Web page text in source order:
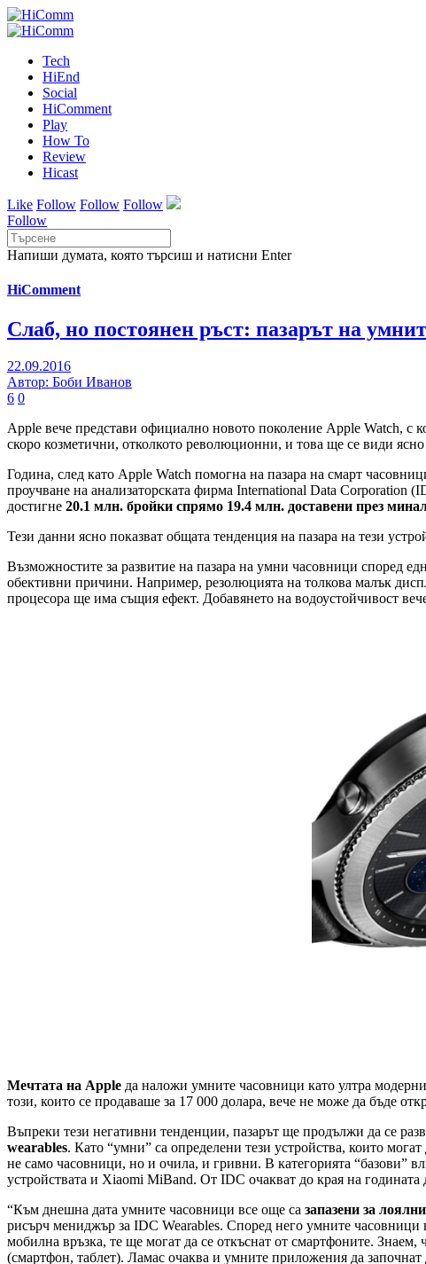
Tech
HiEnd
Social
HiComment
Play
How To
Review
Hicast
Like Follow Follow Follow
Follow
Напиши думата, която търсиш и натисни Enter
HiComment
Слаб, но постоянен ръст: пазарът на
22.09.2016
Автор: Боби Иванов
6 0
Apple вече представи официално новото поколение Apple Watch, с
скоро козметични, отколкото революционни, и това ще се види ясно
Година, след като Apple Watch помогна на пазара на смарт
проучване на анализаторската фирма International Data
достигне 20.1 млн. бройки спрямо 19.4 млн. доставени през
Тези данни ясно показват общата тенденция на пазара на тези
Възможностите за развитие на пазара на умни часовници според
обективни причини. Например, резолюцията на толкова малък
процесора ще има същия ефект. Добавянето на водоустойчивост
Мечтата на Apple да наложи умните часовници като ултра
този, които се продаваше за 17 000 долара, вече не може да бъде
Въпреки тези негативни тенденции, пазарът ще продължи да се
wearables. Като “умни” са определени тези устройства, които
не само часовници, но и очила, и гривни. В категорията “базови”
устройствата и Xiaomi MiBand. От IDC очакват до края на
“Към днешна дата умните часовници все още са запазени за
рисърч мениджър за IDC Wearables. Според него умните часовници
мобилна връзка, те ще могат да се откъснат от смартфоните.
(смартфон, таблет). Ламас очаква и умните приложения да започнат